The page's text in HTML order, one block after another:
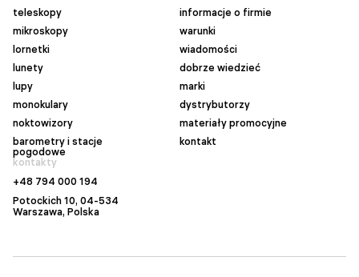
teleskopy
mikroskopy
lornetki
lunety
lupy
monokulary
noktowizory
barometry i stacje
pogodowe
informacje o firmie
warunki
wiadomości
dobrze wiedzieć
marki
dystrybutorzy
materiały promocyjne
kontakt
kontakty
+48 794 000 194
Potockich 10, 04-534
Warszawa, Polska